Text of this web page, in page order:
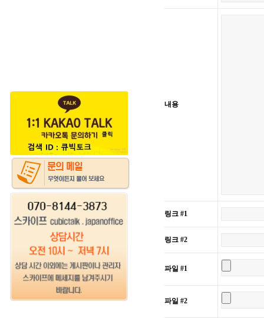
내용
링크 #1
링크 #2
파일 #1
파일 #2